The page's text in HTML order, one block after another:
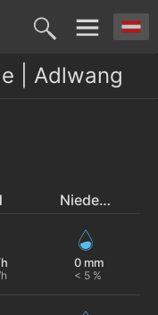
| Adlwang
Niederschlag
0 mm
< 5 %